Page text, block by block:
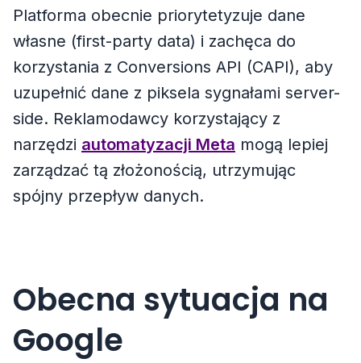
Platforma obecnie priorytetyzuje dane
własne (first-party data) i zachęca do
korzystania z Conversions API (CAPI), aby
uzupełnić dane z piksela sygnałami server-
side. Reklamodawcy korzystający z
narzędzi automatyzacji Meta mogą lepiej
zarządzać tą złożonością, utrzymując
spójny przepływ danych.
Obecna sytuacja na
Google